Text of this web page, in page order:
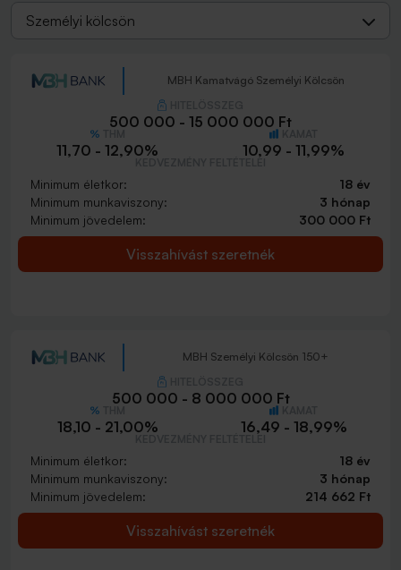
Személyi kölcsön
MBH Kamatvágó Személyi Kölcsön
500 000 - 15 000 000 Ft
11,70 - 12,90% 10,99 - 11,99%
Minimum életkor:
18 év
Minimum munkaviszony:
3 hónap
Minimum jövedelem:
300 000 Ft
Visszahívást szeretnék
MBH Személyi Kölcsön 150+
500 000 - 8 000 000 Ft
18,10 - 21,00% 16,49 - 18,99%
Minimum életkor:
18 év
Minimum munkaviszony:
3 hónap
Minimum jövedelem:
214 662 Ft
Visszahívást szeretnék